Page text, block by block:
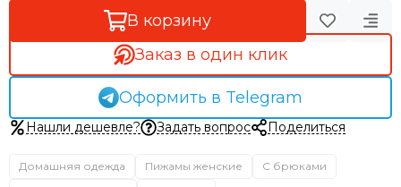
В корзину
Заказ в один клик
Оформить в Telegram
Нашли дешевле? Задать вопрос Поделиться
Домашняя одежда Пижамы женские
С брюками